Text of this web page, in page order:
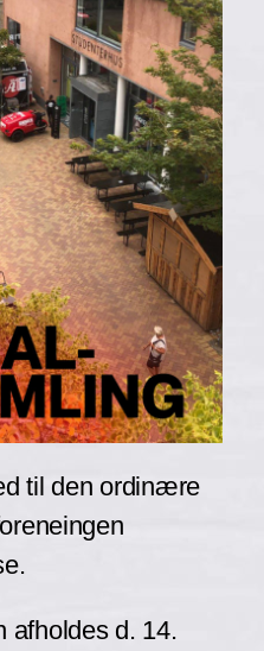
til den ordinære
afholdes d. 14.